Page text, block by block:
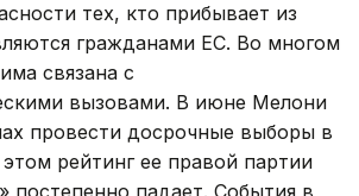
тех, кто прибывает из
гражданами ЕС. Во многом
связана с
вызовами. В июне Мелони
провести досрочные выборы в
рейтинг ее правой партии